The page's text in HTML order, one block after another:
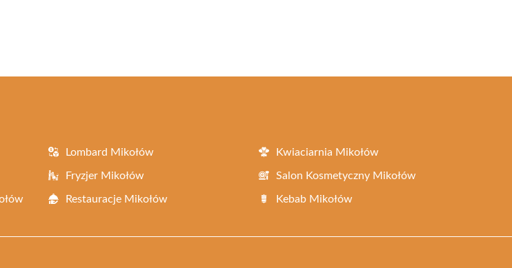
Lombard Mikołów Kwiaciarnia Mikołów
Fryzjer Mikołów Salon Kosmetyczny Mikołów
Restauracje Mikołów Kebab Mikołów